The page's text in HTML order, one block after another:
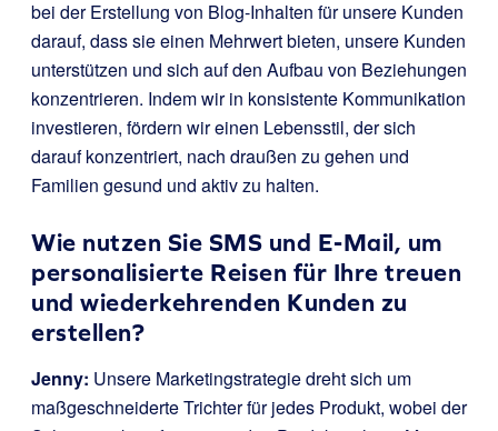
bei der Erstellung von Blog-Inhalten für unsere Kunden
darauf, dass sie einen Mehrwert bieten, unsere Kunden
unterstützen und sich auf den Aufbau von Beziehungen
konzentrieren. Indem wir in konsistente Kommunikation
investieren, fördern wir einen Lebensstil, der sich
darauf konzentriert, nach draußen zu gehen und
Familien gesund und aktiv zu halten.
Wie nutzen Sie SMS und E-Mail, um
personalisierte Reisen für Ihre treuen
und wiederkehrenden Kunden zu
erstellen?
Jenny: Unsere Marketingstrategie dreht sich um
maßgeschneiderte Trichter für jedes Produkt, wobei der